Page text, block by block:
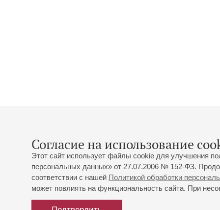
Согласие на использование
Этот сайт использует файлы cookie для улучшения
персональных данных» от 27.07.2006 № 152-ФЗ.
соответствии с нашей Политикой обработки
может повлиять на функциональность сайта. При